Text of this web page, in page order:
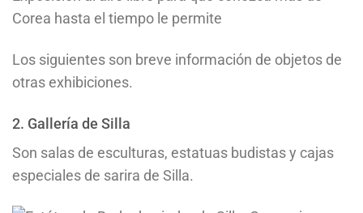
Corea hasta el tiempo le permite
Los siguientes son breve información de objetos de
otras exhibiciones.
2. Gallería de Silla
Son salas de esculturas, estatuas budistas y cajas
especiales de sarira de Silla.